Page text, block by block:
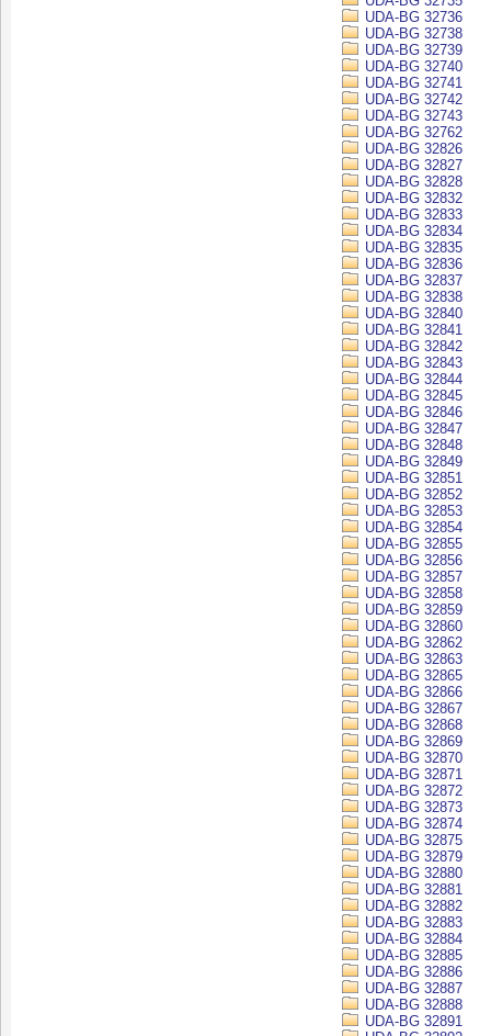
UDA-BG 32736
UDA-BG 32738
UDA-BG 32739
UDA-BG 32740
UDA-BG 32741
UDA-BG 32742
UDA-BG 32743
UDA-BG 32762
UDA-BG 32826
UDA-BG 32827
UDA-BG 32828
UDA-BG 32832
UDA-BG 32833
UDA-BG 32834
UDA-BG 32835
UDA-BG 32836
UDA-BG 32837
UDA-BG 32838
UDA-BG 32840
UDA-BG 32841
UDA-BG 32842
UDA-BG 32843
UDA-BG 32844
UDA-BG 32845
UDA-BG 32846
UDA-BG 32847
UDA-BG 32848
UDA-BG 32849
UDA-BG 32851
UDA-BG 32852
UDA-BG 32853
UDA-BG 32854
UDA-BG 32855
UDA-BG 32856
UDA-BG 32857
UDA-BG 32858
UDA-BG 32859
UDA-BG 32860
UDA-BG 32862
UDA-BG 32863
UDA-BG 32865
UDA-BG 32866
UDA-BG 32867
UDA-BG 32868
UDA-BG 32869
UDA-BG 32870
UDA-BG 32871
UDA-BG 32872
UDA-BG 32873
UDA-BG 32874
UDA-BG 32875
UDA-BG 32879
UDA-BG 32880
UDA-BG 32881
UDA-BG 32882
UDA-BG 32883
UDA-BG 32884
UDA-BG 32885
UDA-BG 32886
UDA-BG 32887
UDA-BG 32888
UDA-BG 32891